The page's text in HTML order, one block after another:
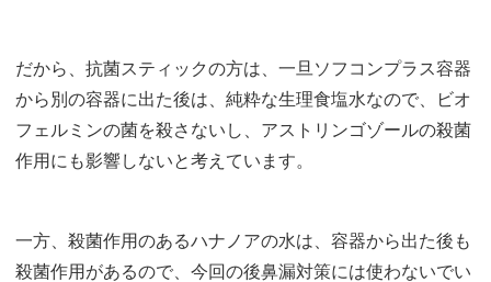
だから、抗菌スティックの方は、一旦ソフコンプラス容器
から別の容器に出た後は、純粋な生理食塩水なので、ビオ
フェルミンの菌を殺さないし、アストリンゴゾールの殺菌
作用にも影響しないと考えています。
一方、殺菌作用のあるハナノアの水は、容器から出た後も
殺菌作用があるので、今回の後鼻漏対策には使わないでい